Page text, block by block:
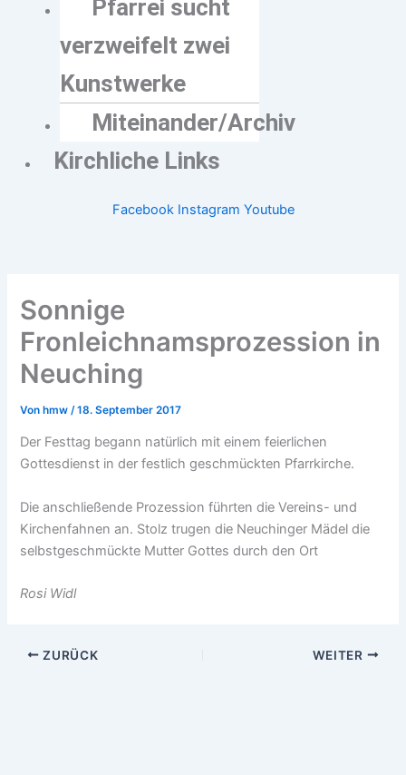
Pfarrei sucht
verzweifelt zwei
Kunstwerke
Miteinander/Archiv
Kirchliche Links
Facebook Instagram Youtube
Sonnige
Fronleichnamsprozession in
Neuching
Vonhmw /18. September 2017
Der Festtag begann natürlich mit einem feierlichen
Gottesdienst in der festlich geschmückten Pfarrkirche.
Die anschließende Prozession führ­ten die Vereins- und
Kirchenfahnen an. Stolz trugen die Neuchinger Mädel die
selbstgeschmückte Mutter Gottes durch den Ort
Rosi Widl
ZURÜCK WEITER